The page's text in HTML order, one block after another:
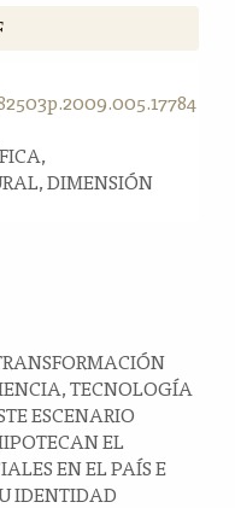
DIMENSIÓN
TECNOLOGÍA
ESCENARIO
EL
EN EL PAÍS E
IDENTIDAD